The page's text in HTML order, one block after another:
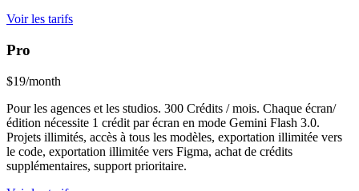
Voir les tarifs
Pro
$19/month
Pour les agences et les studios. 300 Crédits / mois. Chaque écran/
édition nécessite 1 crédit par écran en mode Gemini Flash 3.0.
Projets illimités, accès à tous les modèles, exportation illimitée vers
le code, exportation illimitée vers Figma, achat de crédits
supplémentaires, support prioritaire.